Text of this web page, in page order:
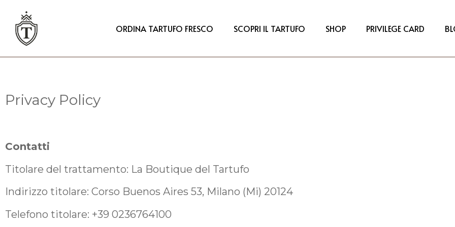
ORDINA TARTUFO FRESCO SCOPRI IL TARTUFO SHOP PRIVILEGE CARD
Privacy Policy
Contatti
Titolare del trattamento: La Boutique del Tartufo
Indirizzo titolare: Corso Buenos Aires 53, Milano (Mi) 20124
Telefono titolare: +39 0236764100